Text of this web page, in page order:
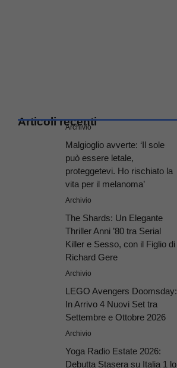
Articoli recenti
Archivio
Malgioglio avverte: ‘Il sole
può essere letale,
proteggetevi. Ho rischiato la
vita per il melanoma’
Archivio
The Shards: Un Elegante
Thriller Anni ’80 tra Serial
Killer e Sesso, con il Figlio di
Richard Gere
Archivio
LEGO Avengers Doomsday:
In Arrivo 4 Nuovi Set tra
Settembre e Ottobre 2026
Archivio
Yoga Radio Estate 2026:
Debutta Stasera su Italia 1 lo